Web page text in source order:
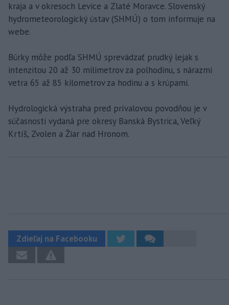
kraja a v okresoch Levice a Zlaté Moravce. Slovenský
hydrometeorologický ústav (SHMÚ) o tom informuje na
webe.
Búrky môže podľa SHMÚ sprevádzať prudký lejak s
intenzitou 20 až 30 milimetrov za polhodinu, s nárazmi
vetra 65 až 85 kilometrov za hodinu a s krúpami.
Hydrologická výstraha pred prívalovou povodňou je v
súčasnosti vydaná pre okresy Banská Bystrica, Veľký
Krtíš, Zvolen a Žiar nad Hronom.
Zdieľaj na Facebooku